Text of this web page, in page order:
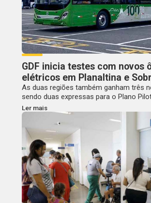
GDF inicia testes com novos
elétricos em Planaltina e
As duas regiões também ganham três
sendo duas expressas para o Plano
Ler mais